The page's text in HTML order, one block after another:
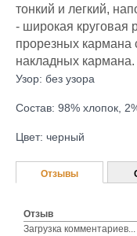
тонкий и легкий,
- широкая круговая
прорезных кармана
накладных
Узор: без узора
Состав: 98% хлопок,
Цвет: черный
Отзывы
Отзыв
Загрузка комментариев...